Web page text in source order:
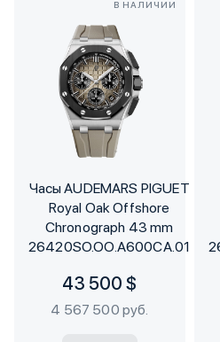
В НАЛИЧИИ
Часы AUDEMARS PIGUET
Royal Oak Offshore
Chronograph 43 mm
26420SO.OO.A600CA.01
43 500 $
4 567 500 руб.